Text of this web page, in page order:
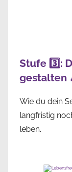
Stufe 3️⃣:
gestalten
Wie du dein
langfristig
leben.